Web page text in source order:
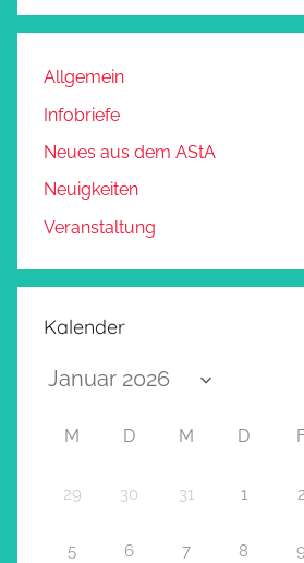
Allgemein
Infobriefe
Neues aus dem AStA
Neuigkeiten
Veranstaltung
Kalender
M D M D
29 30 31 1 2
5 6 7 8 9